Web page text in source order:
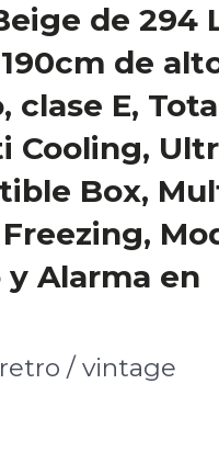
de 294
de
clase E,
Cooling,
Box,
Alarma en
/ vintage